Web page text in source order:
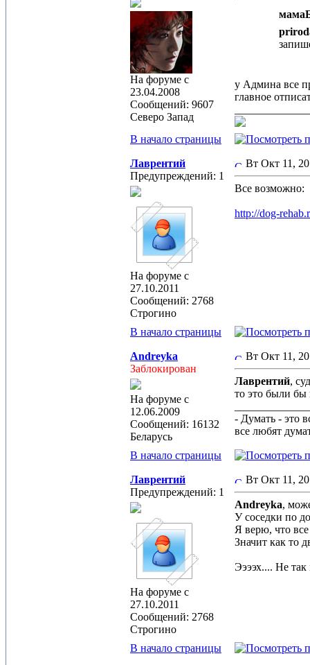
На форуме с
23.04.2008
Сообщений: 9607
Северо Запад
у Админа все
главное
В начало страницы
Лаврентий
Предупреждений: 1
На форуме с
27.10.2011
Сообщений: 2768
Строгино
Вт Окт 11,
Все возможно:
http://dog-
В начало страницы
Andreyka
Заблокирован
На форуме с
12.06.2009
Сообщений: 16132
Беларусь
Вт Окт 11,
Лаврентий,
то это были бы
- Думать - это
все любят
В начало страницы
Лаврентий
Предупреждений: 1
На форуме с
27.10.2011
Сообщений: 2768
Строгино
Вт Окт 11,
Andreyka,
У соседки по
Я верю, что
Значит как то
Ээээх.... Не
В начало страницы